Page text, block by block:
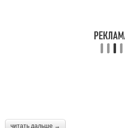
читать дальше →